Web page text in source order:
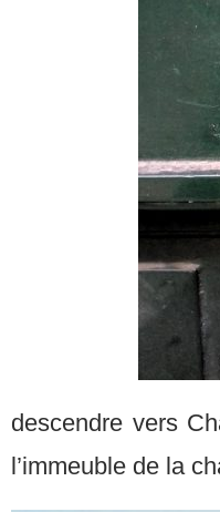
descendre vers
l’immeuble de la